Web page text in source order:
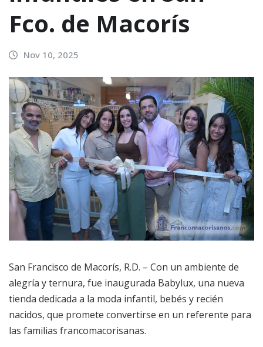
Fco. de Macorís
Nov 10, 2025
San Francisco de Macorís, R.D. – Con un ambiente de
alegría y ternura, fue inaugurada Babylux, una nueva
tienda dedicada a la moda infantil, bebés y recién
nacidos, que promete convertirse en un referente para
las familias francomacorisanas.